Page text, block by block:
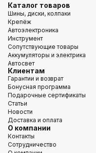
Каталог товаров
Шины, диски, колпаки
Крепёж
Автоэлектроника
Инструмент
Сопутствующие товары
Аккумуляторы и электрика
Автосвет
Клиентам
Гарантии и возврат
Бонусная программа
Подарочные сертификаты
Статьи
Новости
Доставка и оплата
О компании
Контакты
Сотрудничество